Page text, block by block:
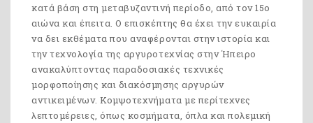
κατά βάση στη μεταβυζαντινή περίοδο, από τον 15ο
αιώνα και έπειτα. Ο επισκέπτης θα έχει την ευκαιρία
να δει εκθέματα που αναφέρονται στην ιστορία και
την τεχνολογία της αργυροτεχνίας στην Ήπειρο
ανακαλύπτοντας παραδοσιακές τεχνικές
μορφοποίησης και διακόσμησης αργυρών
αντικειμένων. Κομψοτεχνήματα με περίτεχνες
λεπτομέρειες, όπως κοσμήματα, όπλα και πολεμική